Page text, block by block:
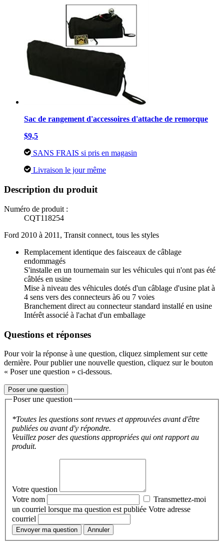
Sac de rangement d'accessoires d'attache de remorque
$9,5
SANS FRAIS si pris en magasin
Livraison le jour même
Description du produit
Numéro de produit :
CQT118254
Ford 2010 à 2011, Transit connect, tous les styles
Remplacement identique des faisceaux de câblage
endommagés
S'installe en un tournemain sur les véhicules qui n'ont pas été
câblés en usine
Mise à niveau des véhicules dotés d'un câblage d'usine plat à
4 sens vers des connecteurs à6 ou 7 voies
Branchement direct au connecteur standard installé en usine
Intérêt associé à l'achat d'un emballage
Questions et réponses
Pour voir la réponse à une question, cliquez simplement sur cette
dernière. Pour publier une nouvelle question, cliquez sur le bouton
« Poser une question » ci-dessous.
Poser une question
Poser une question
*Toutes les questions sont revues et approuvées avant d'être
publiées ou avant d'y répondre.
Veuillez poser des questions appropriées qui ont rapport au
produit.
Votre question
Votre nom
Transmettez-moi
un courriel lorsque ma question est publiée Votre adresse
courriel
Envoyer ma question Annuler